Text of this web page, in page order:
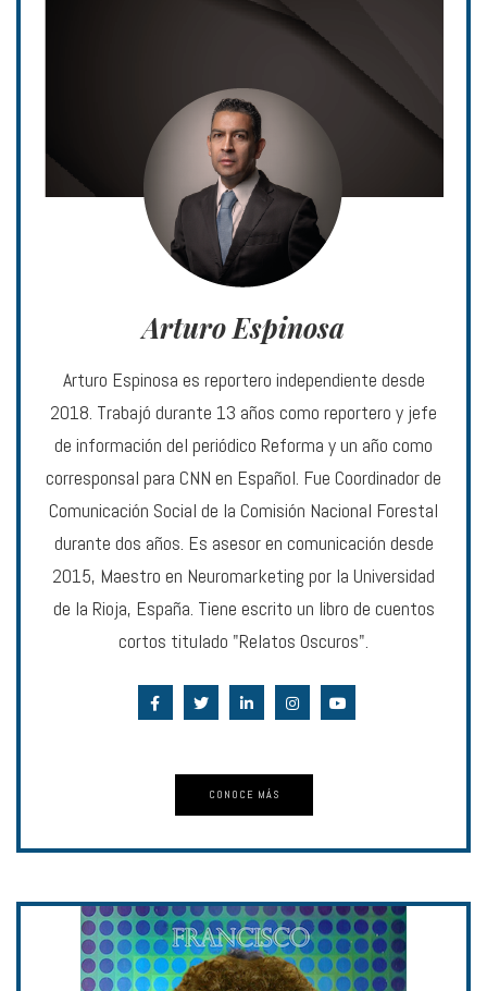
Arturo Espinosa
Arturo Espinosa es reportero independiente desde
2018. Trabajó durante 13 años como reportero y jefe
de información del periódico Reforma y un año como
corresponsal para CNN en Español. Fue Coordinador de
Comunicación Social de la Comisión Nacional Forestal
durante dos años. Es asesor en comunicación desde
2015, Maestro en Neuromarketing por la Universidad
de la Rioja, España. Tiene escrito un libro de cuentos
cortos titulado "Relatos Oscuros".
CONOCE MÁS